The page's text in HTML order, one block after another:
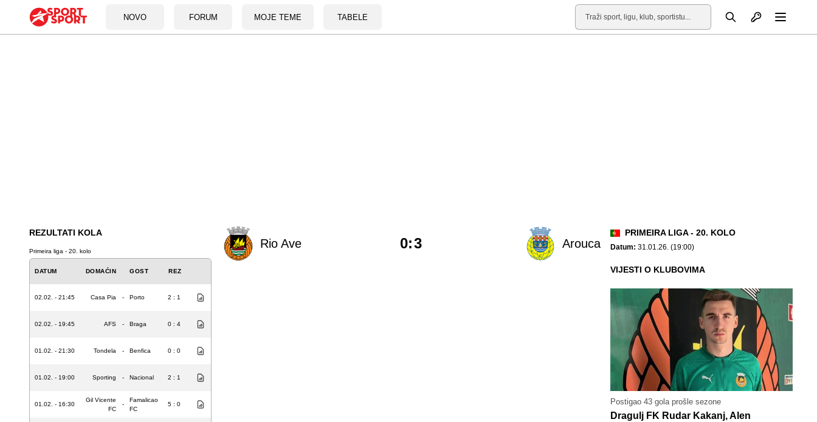
NOVO FORUM MOJE TEME TABELE
Pretraga Otvori profil
REZULTATI KOLA
Primeira liga - 20. kolo
DATUM DOMAĆIN GOST REZ
02.02. - 21:45 Casa Pia - Porto 2 : 1
02.02. - 19:45 AFS - Braga 0 : 4
01.02. - 21:30 Tondela - Benfica 0 : 0
01.02. - 19:00 Sporting - Nacional 2 : 1
01.02. - 16:30
Gil Vicente
FC
-
Famalicao
FC
5 : 0
Rio Ave Arouca
0:3
PRIMEIRA LIGA - 20. KOLO
Datum: 31.01.26. (19:00)
VIJESTI O KLUBOVIMA
Postigao 43 gola prošle sezone
Dragulj FK Rudar Kakanj, Alen